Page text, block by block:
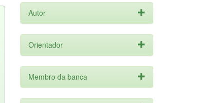
Autor
Orientador
Membro da banca